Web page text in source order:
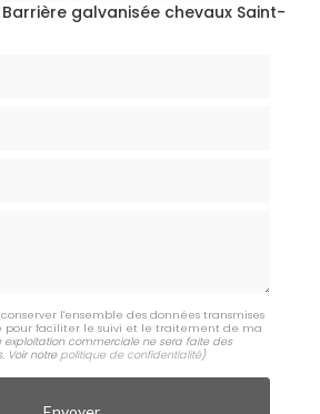
galvanisée chevaux Saint-
l'ensemble des données transmises
pour faciliter le suivi et le traitement de ma
exploitation commerciale ne sera faite des
Voir notre politique de confidentialité)